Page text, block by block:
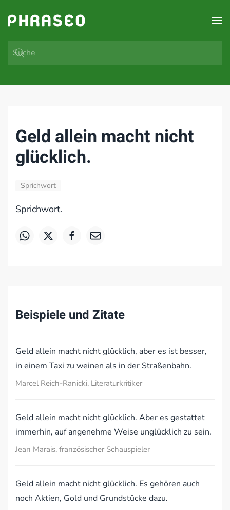
Zum Hauptinhalt springen
Geld allein macht nicht
glücklich.
Sprichwort
Sprichwort.
Beispiele und Zitate
Geld allein macht nicht glücklich, aber es ist besser,
in einem Taxi zu weinen als in der Straßenbahn.
Marcel Reich-Ranicki, Literaturkritiker
Geld allein macht nicht glücklich. Aber es gestattet
immerhin, auf angenehme Weise unglücklich zu sein.
Jean Marais, französischer Schauspieler
Geld allein macht nicht glücklich. Es gehören auch
noch Aktien, Gold und Grundstücke dazu.